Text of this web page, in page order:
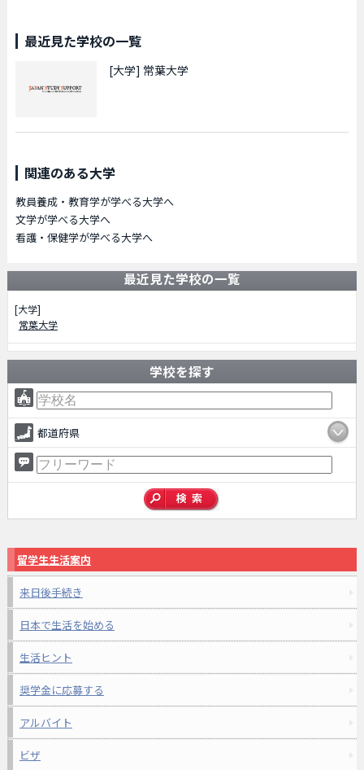
最近見た学校の一覧
[大学] 常葉大学
関連のある大学
教員養成・教育学が学べる大学へ
文学が学べる大学へ
看護・保健学が学べる大学へ
最近見た学校の一覧
[大学]
常葉大学
学校を探す
都道府県
留学生生活案内
来日後手続き
日本で生活を始める
生活ヒント
奨学金に応募する
アルバイト
ビザ